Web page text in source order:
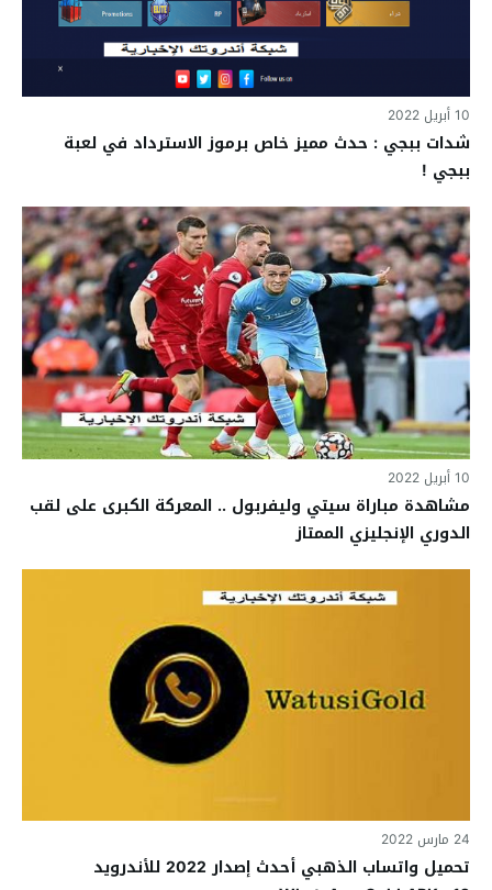
10 أبريل 2022
شدات ببجي : حدث مميز خاص برموز الاسترداد في لعبة
ببجي !
10 أبريل 2022
مشاهدة مباراة سيتي وليفربول .. المعركة الكبرى على لقب
الدوري الإنجليزي الممتاز
24 مارس 2022
تحميل واتساب الذهبي أحدث إصدار 2022 للأندرويد